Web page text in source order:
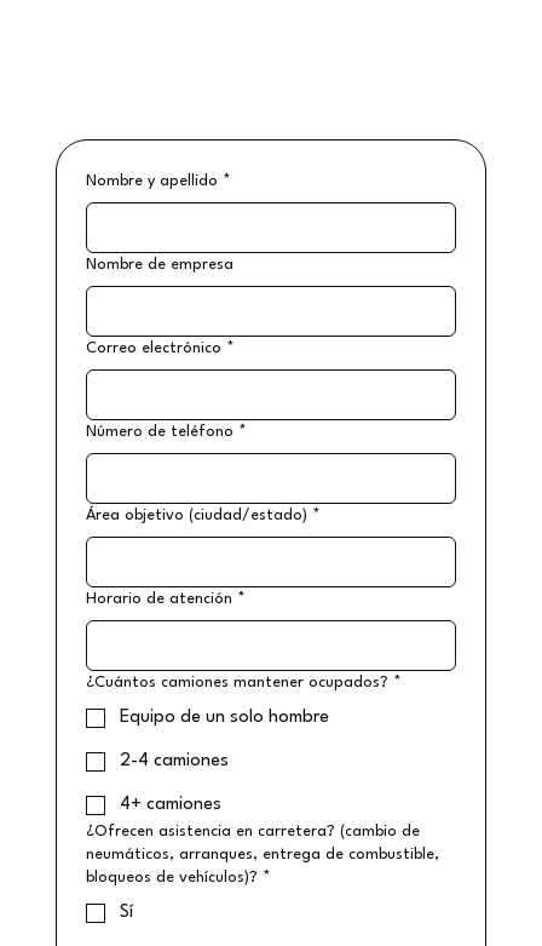
Nombre y apellido *
Nombre de empresa
Correo electrónico *
Número de teléfono *
Área objetivo (ciudad/estado) *
Horario de atención *
¿Cuántos camiones mantener ocupados? *
Equipo de un solo hombre
2-4 camiones
4+ camiones
¿Ofrecen asistencia en carretera? (cambio de
neumáticos, arranques, entrega de combustible,
bloqueos de vehículos)? *
Sí